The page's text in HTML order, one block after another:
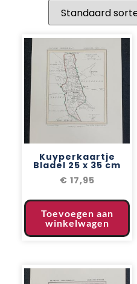
Kuyperkaartje
Bladel 25 x 35 cm
€ 17,95
Toevoegen aan
winkelwagen